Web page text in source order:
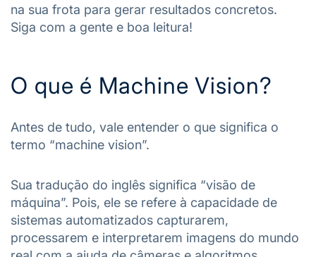
na sua frota para gerar resultados concretos.
Siga com a gente e boa leitura!
O que é Machine Vision?
Antes de tudo, vale entender o que significa o
termo “machine vision”.
Sua tradução do inglês significa “visão de
máquina”. Pois, ele se refere à capacidade de
sistemas automatizados capturarem,
processarem e interpretarem imagens do mundo